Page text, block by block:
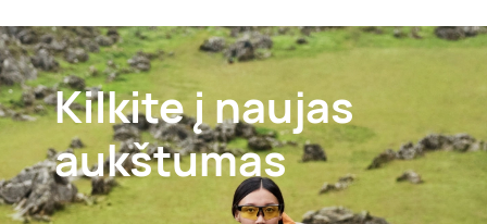
Kilkite įnaujas
aukštumas